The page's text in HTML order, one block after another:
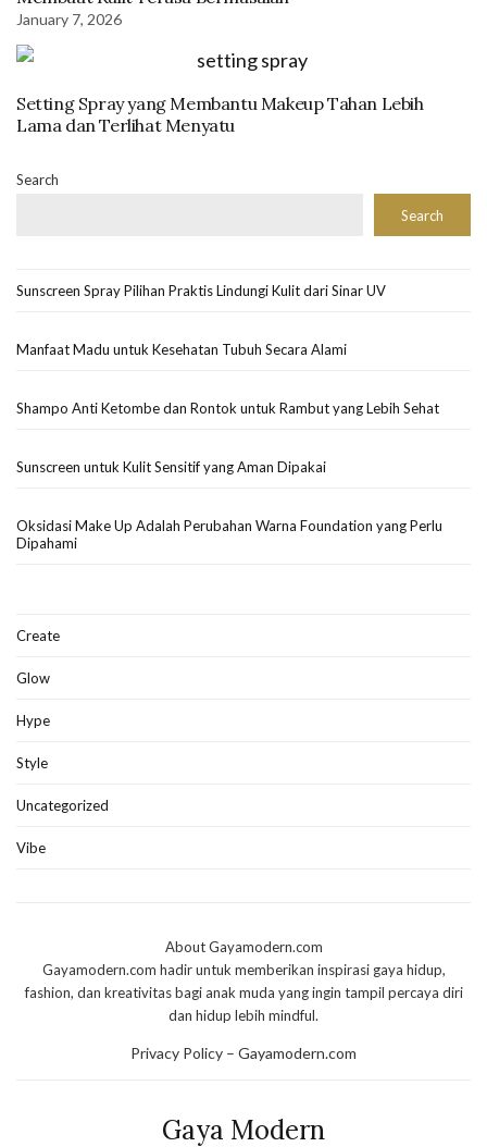
January 7, 2026
Setting Spray yang Membantu Makeup Tahan Lebih
Lama dan Terlihat Menyatu
Search
Search
Sunscreen Spray Pilihan Praktis Lindungi Kulit dari Sinar UV
Manfaat Madu untuk Kesehatan Tubuh Secara Alami
Shampo Anti Ketombe dan Rontok untuk Rambut yang Lebih Sehat
Sunscreen untuk Kulit Sensitif yang Aman Dipakai
Oksidasi Make Up Adalah Perubahan Warna Foundation yang Perlu
Dipahami
Create
Glow
Hype
Style
Uncategorized
Vibe
About Gayamodern.com
Gayamodern.com hadir untuk memberikan inspirasi gaya hidup,
fashion, dan kreativitas bagi anak muda yang ingin tampil percaya diri
dan hidup lebih mindful.
Privacy Policy – Gayamodern.com
Gaya Modern